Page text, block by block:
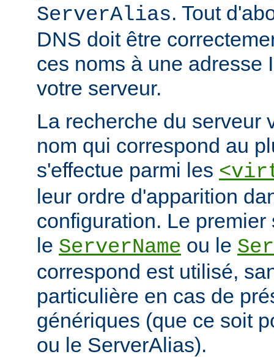
ServerAlias. Tout
DNS doit être
ces noms à une adresse
votre serveur.
La recherche du serveur
nom qui correspond au
s'effectue parmi les
leur ordre d'apparition
configuration. Le
le ServerName ou le
correspond est utilisé,
particulière en cas de
génériques (que ce soit
ou le ServerAlias).